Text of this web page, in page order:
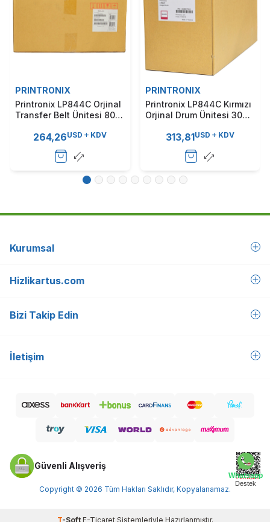
Whatsapp
Destek
PRINTRONIX
Printronix LP844C Orjinal
Transfer Belt Ünitesi 80K
264,26USD KDV
PRINTRONIX
Printronix LP844C Kırmızı
Orjinal Drum Ünitesi 30K -
313,81USD KDV
Kurumsal
Hizlikartus.com
Bizi Takip Edin
İletişim
Güvenli Alışveriş
Copyright © 2026 Tüm Hakları Saklıdır, Kopyalanamaz.
T-Soft E-TicaretSistemleriyle Hazırlanmıştır.